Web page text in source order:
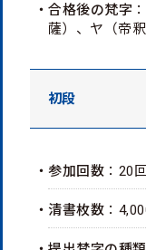
・合格後の梵字
薩）、ヤ（帝
初段
・参加回数 ：20回
・清書枚数 ：